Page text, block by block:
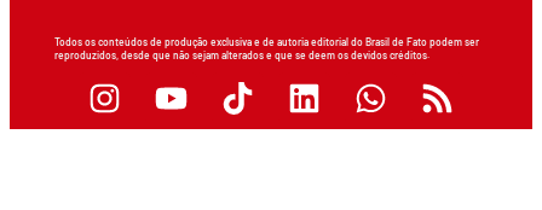
Todos os conteúdos de produção exclusiva e de autoria editorial do Brasil de Fato podem ser
reproduzidos, desde que não sejam alterados e que se deem os devidos créditos.